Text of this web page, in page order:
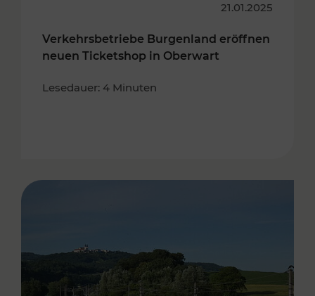
21.01.2025
Verkehrsbetriebe Burgenland eröffnen
neuen Ticketshop in Oberwart
Lesedauer: 4 Minuten